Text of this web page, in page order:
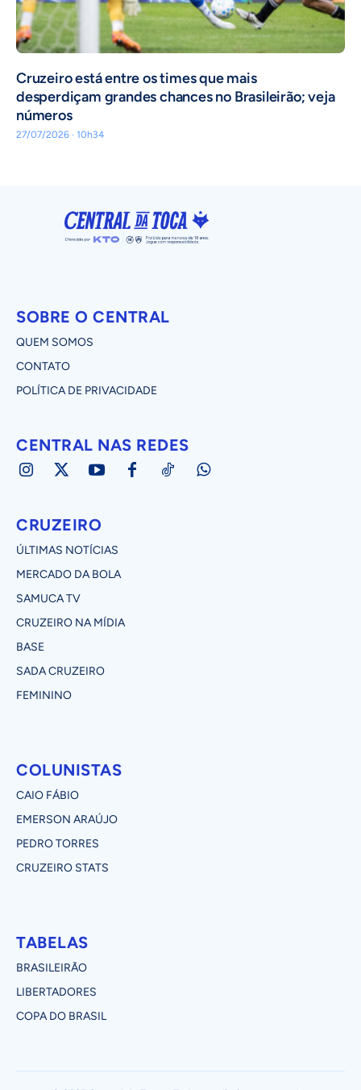
Cruzeiro está entre os times que mais
desperdiçam grandes chances no Brasileirão; veja
números
27/07/2026 · 10h34
SOBRE O CENTRAL
QUEM SOMOS
CONTATO
POLÍTICA DE PRIVACIDADE
CENTRAL NAS REDES
CRUZEIRO
ÚLTIMAS NOTÍCIAS
MERCADO DA BOLA
SAMUCA TV
CRUZEIRO NA MÍDIA
BASE
SADA CRUZEIRO
FEMININO
COLUNISTAS
CAIO FÁBIO
EMERSON ARAÚJO
PEDRO TORRES
CRUZEIRO STATS
TABELAS
BRASILEIRÃO
LIBERTADORES
COPA DO BRASIL